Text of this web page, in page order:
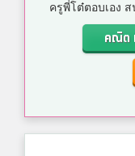
ครูพี่โต๋ตอบเอง
คณิต